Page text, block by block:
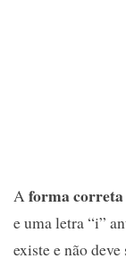
Aforma correta
e uma letra “i”
existe e não